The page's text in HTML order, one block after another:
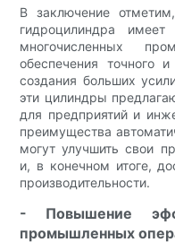
В заключение
гидроцилиндра
многочисленных
обеспечения точного
создания больших
эти цилиндры
для предприятий и
преимущества
могут улучшить свои
и, в конечном итоге,
производительности.
- Повышение
промышленных